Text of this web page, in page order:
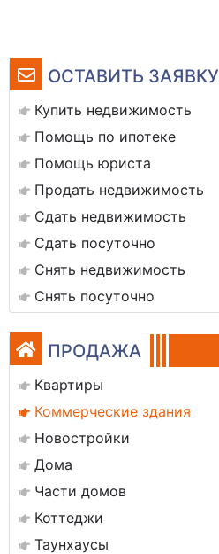
ОСТАВИТЬ ЗАЯВКУ
Купить недвижимость
Помощь по ипотеке
Помощь юриста
Продать недвижимость
Сдать недвижимость
Сдать посуточно
Снять недвижимость
Снять посуточно
ПРОДАЖА
Квартиры
Коммерческие здания
Новостройки
Дома
Части домов
Коттеджи
Таунхаусы